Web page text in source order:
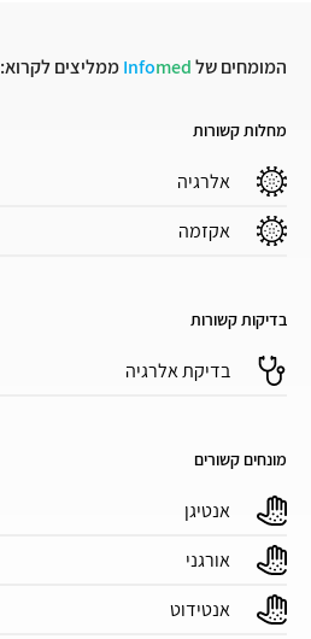
המומחים של Infomed ממליצים לקרוא:
מחלות קשורות
אלרגיה
אקזמה
בדיקות קשורות
בדיקת אלרגיה
מונחים קשורים
אנטיגן
אורגני
אנטידוט